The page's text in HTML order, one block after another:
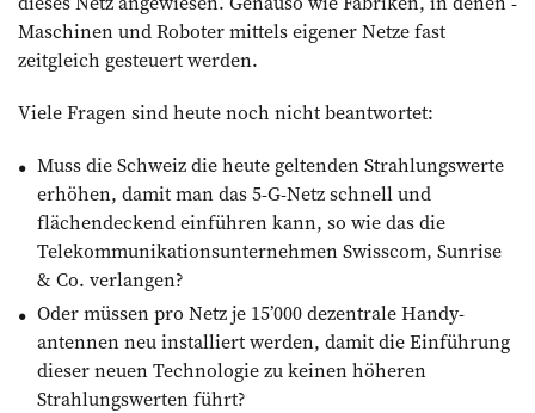
Maschinen und Roboter mittels eigener Netze fast
zeitgleich gesteuert werden.
Viele Fragen sind heute noch nicht beantwortet:
Muss die Schweiz die heute geltenden Strahlungswerte
erhöhen, damit man das 5-G-Netz schnell und
flächendeckend einführen kann, so wie das die
Telekommunika­tionsunternehmen Swisscom, Sunrise
& Co. verlangen?
Oder müssen pro Netz je 15’000 dezentrale Handy­
antennen neu installiert werden, damit die Einführung
dieser neuen Technologie zu keinen höheren
Strahlungs­werten führt?